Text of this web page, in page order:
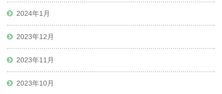
2024年1月
2023年12月
2023年11月
2023年10月